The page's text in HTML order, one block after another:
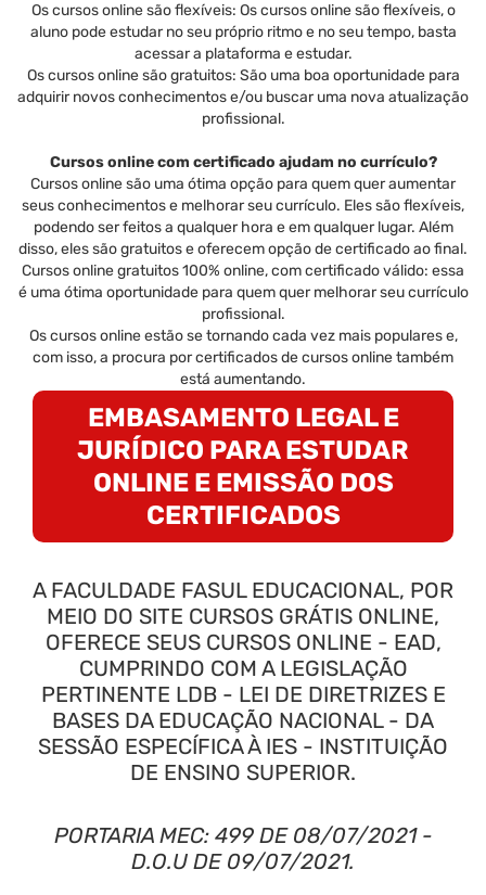
Os cursos online são flexíveis: Os cursos online são flexíveis, o
aluno pode estudar no seu próprio ritmo e no seu tempo, basta
acessar a plataforma e estudar.
Os cursos online são gratuitos: São uma boa oportunidade para
adquirir novos conhecimentos e/ou buscar uma nova atualização
profissional.
Cursos online com certificado ajudam no currículo?
Cursos online são uma ótima opção para quem quer aumentar
seus conhecimentos e melhorar seu currículo. Eles são flexíveis,
podendo ser feitos a qualquer hora e em qualquer lugar. Além
disso, eles são gratuitos e oferecem opção de certificado ao final.
Cursos online gratuitos 100% online, com certificado válido: essa
é uma ótima oportunidade para quem quer melhorar seu currículo
profissional.
Os cursos online estão se tornando cada vez mais populares e,
com isso, a procura por certificados de cursos online também
está aumentando.
EMBASAMENTO LEGAL E
JURÍDICO PARA ESTUDAR
ONLINE E EMISSÃO DOS
CERTIFICADOS
A FACULDADE FASUL EDUCACIONAL, POR
MEIO DO SITE CURSOS GRÁTIS ONLINE,
OFERECE SEUS CURSOS ONLINE - EAD,
CUMPRINDO COM A LEGISLAÇÃO
PERTINENTE LDB - LEI DE DIRETRIZES E
BASES DA EDUCAÇÃO NACIONAL - DA
SESSÃO ESPECÍFICA À IES - INSTITUIÇÃO
DE ENSINO SUPERIOR.
PORTARIA MEC: 499 DE 08/07/2021 -
D.O.U DE 09/07/2021.